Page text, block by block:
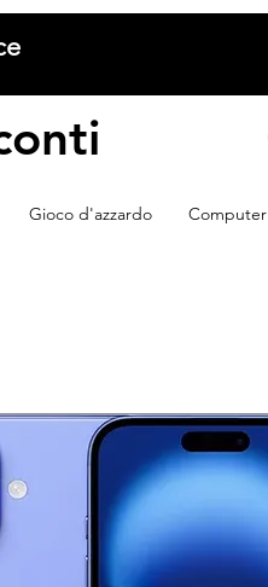
Gioco d'azzardo Computer